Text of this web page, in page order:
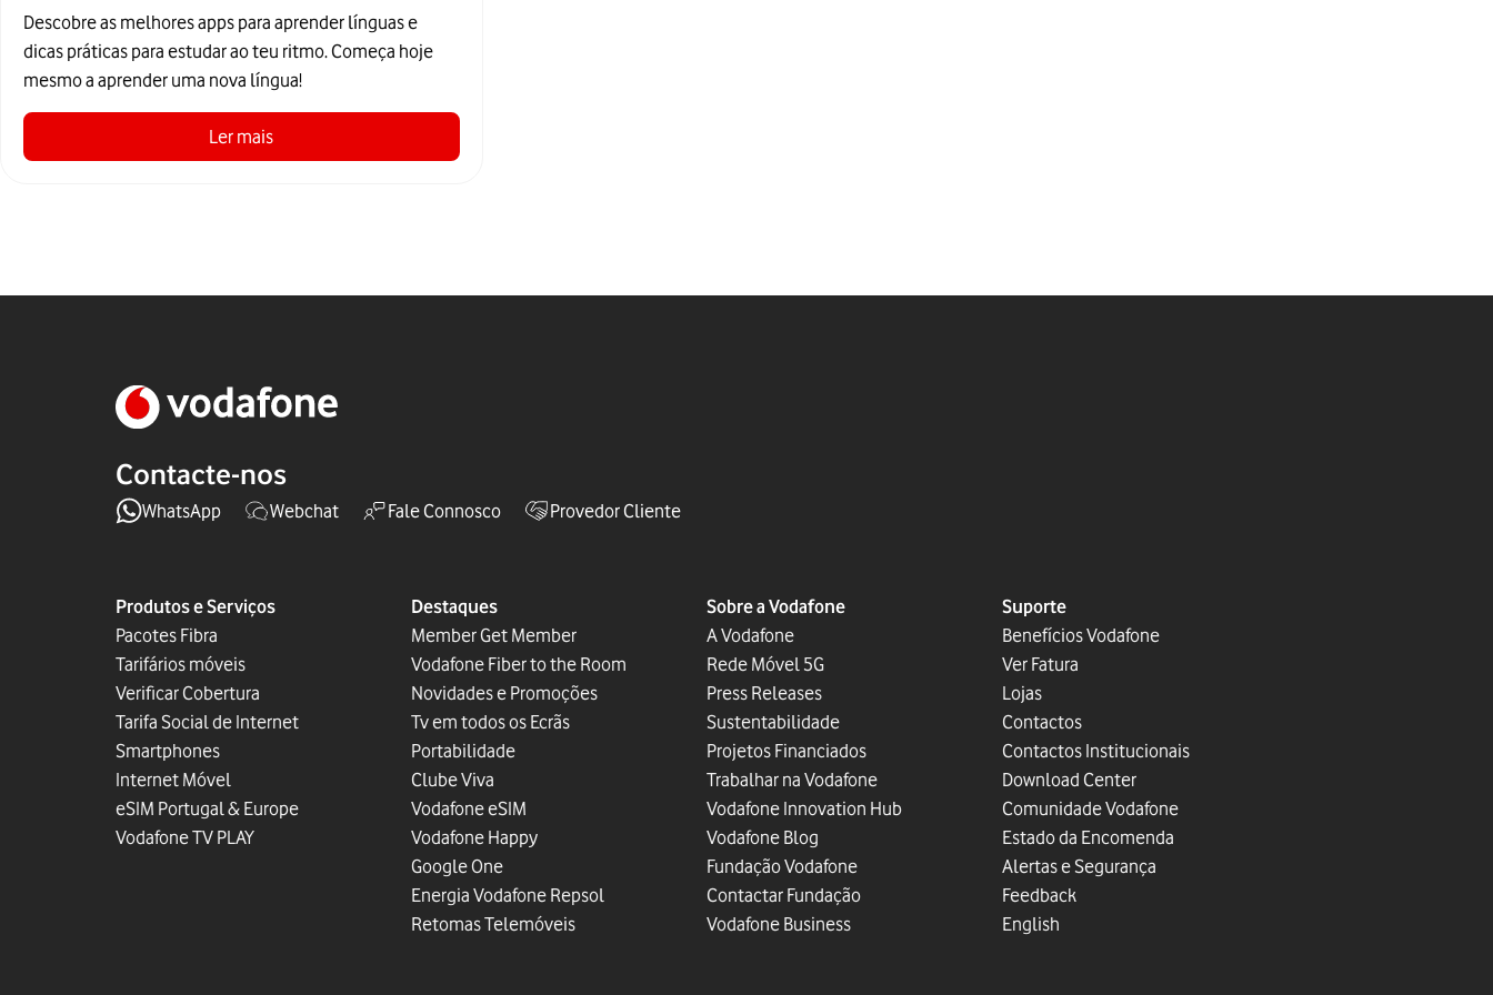
práticas
Descobre as melhores apps para aprender línguas e
dicas práticas para estudar ao teu ritmo. Começa hoje
mesmo a aprender uma nova língua!
Ler mais
Contacte-nos
WhatsApp Webchat Fale Connosco Provedor Cliente
Produtos e Serviços
Pacotes Fibra
Tarifários móveis
Verificar Cobertura
Tarifa Social de Internet
Smartphones
Internet Móvel
eSIM Portugal & Europe
Vodafone TV PLAY
Destaques
Member Get Member
Vodafone Fiber to the Room
Novidades e Promoções
Tv em todos os Ecrãs
Portabilidade
Clube Viva
Vodafone eSIM
Vodafone Happy
Google One
Energia Vodafone Repsol
Retomas Telemóveis
Sobre a Vodafone
A Vodafone
Rede Móvel 5G
Press Releases
Sustentabilidade
Projetos Financiados
Trabalhar na Vodafone
Vodafone Innovation Hub
Vodafone Blog
Fundação Vodafone
Contactar Fundação
Vodafone Business
Suporte
Benefícios Vodafone
Ver Fatura
Lojas
Contactos
Contactos Institucionais
Download Center
Comunidade Vodafone
Estado da Encomenda
Alertas e Segurança
Feedback
English